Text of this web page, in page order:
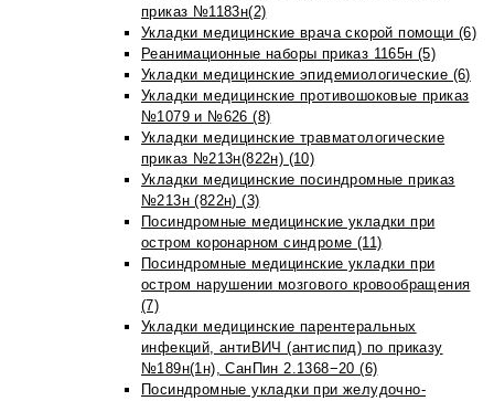
приказ №1183н(2)
Укладки медицинские врача скорой помощи (6)
Реанимационные наборы приказ 1165н (5)
Укладки медицинские эпидемиологические (6)
Укладки медицинские противошоковые приказ
№1079 и №626 (8)
Укладки медицинские травматологические
приказ №213н(822н) (10)
Укладки медицинские посиндромные приказ
№213н (822н) (3)
Посиндромные медицинские укладки при
остром коронарном синдроме (11)
Посиндромные медицинские укладки при
остром нарушении мозгового кровообращения
(7)
Укладки медицинские парентеральных
инфекций, антиВИЧ (антиспид) по приказу
№189н(1н), СанПин 2.1368−20 (6)
Посиндромные укладки при желудочно-